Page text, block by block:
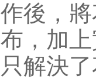
後，
，加
解決